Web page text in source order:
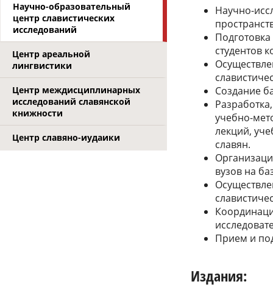
Научно-образовательный
центр славистических
исследований
Центр ареальной
лингвистики
Центр междисциплинарных
исследований славянской
книжности
Центр славяно-иудаики
Научно-
студентов
Создание
учебно-
лекций,
славян.
вузов на
Прием и
Издания: